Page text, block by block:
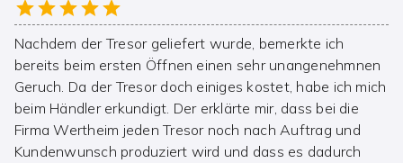
Nachdem der Tresor geliefert wurde, bemerkte ich
bereits beim ersten Öffnen einen sehr unangenehmnen
Geruch. Da der Tresor doch einiges kostet, habe ich mich
beim Händler erkundigt. Der erklärte mir, dass bei die
Firma Wertheim jeden Tresor noch nach Auftrag und
Kundenwunsch produziert wird und dass es dadurch